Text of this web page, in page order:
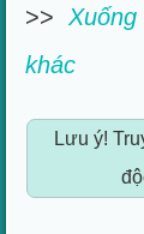
>>
khác
Lưu ý!